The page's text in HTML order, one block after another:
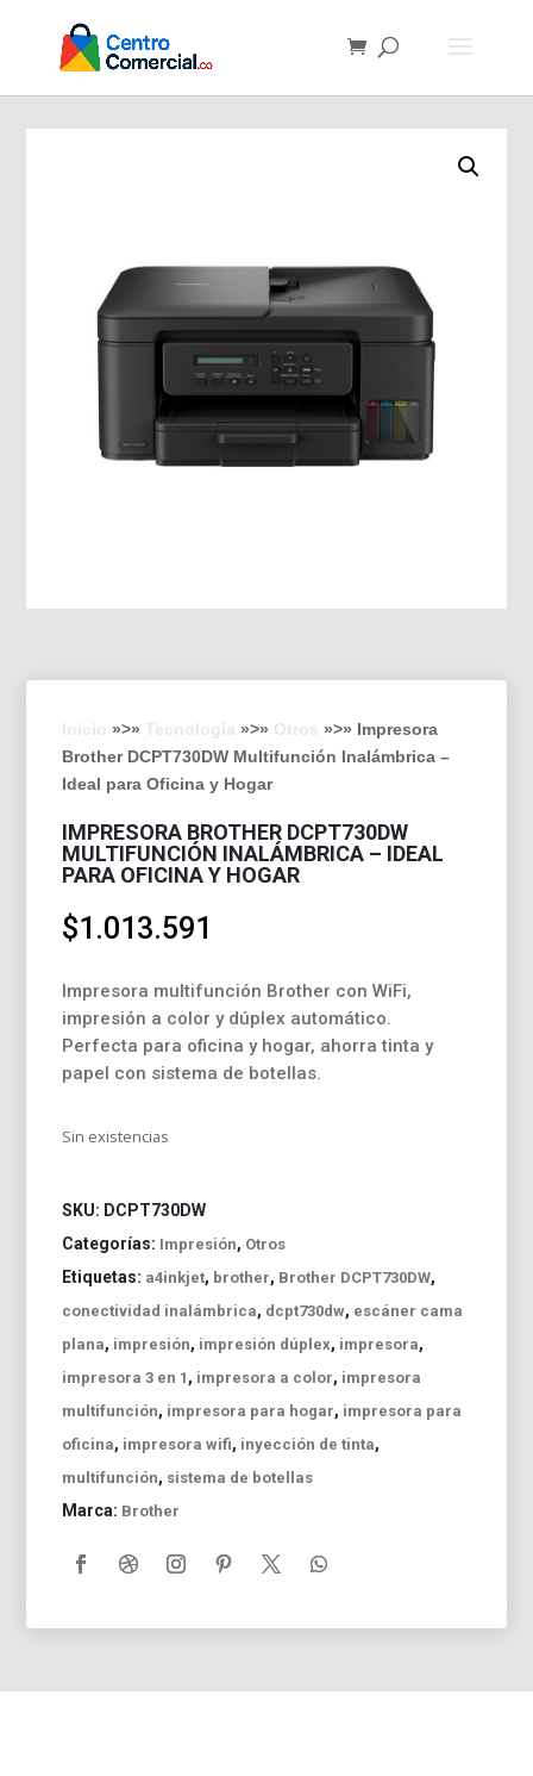
»>» »>»
»>» Impresora
Brother DCPT730DW Multifunción Inalámbrica –
Ideal para Oficina y Hogar
IMPRESORA BROTHER DCPT730DW
MULTIFUNCIÓN INALÁMBRICA – IDEAL
PARA OFICINA Y HOGAR
$1.013.591
Impresora multifunción Brother con WiFi,
impresión a color y dúplex automático.
Perfecta para oficina y hogar, ahorra tinta y
papel con sistema de botellas.
Sin existencias
SKU: DCPT730DW
Categorías: Impresión, Otros
Etiquetas: a4inkjet, brother, Brother DCPT730DW,
conectividad inalámbrica, dcpt730dw, escáner cama
plana, impresión, impresión dúplex, impresora,
impresora 3 en 1 , impresora a color, impresora
multifunción, impresora para hogar, impresora para
oficina, impresora wifi, inyección de tinta,
multifunción, sistema de botellas
Marca: Brother